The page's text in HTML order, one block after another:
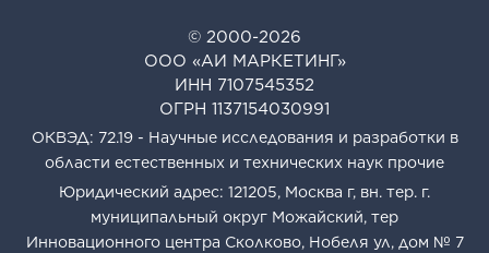
© 2000-2026
ООО «АИ МАРКЕТИНГ»
ИНН 7107545352
ОГРН 1137154030991
ОКВЭД: 72.19 - Научные исследования и разработки в
области естественных и технических наук прочие
Юридический адрес: 121205, Москва г, вн. тер. г.
муниципальный округ Можайский, тер
Инновационного центра Сколково, Нобеля ул, дом № 7